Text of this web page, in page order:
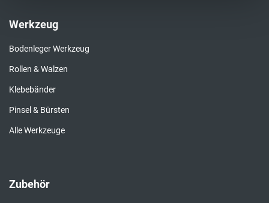
Werkzeug
Bodenleger Werkzeug
Rollen & Walzen
Klebebänder
Pinsel & Bürsten
Alle Werkzeuge
Zubehör